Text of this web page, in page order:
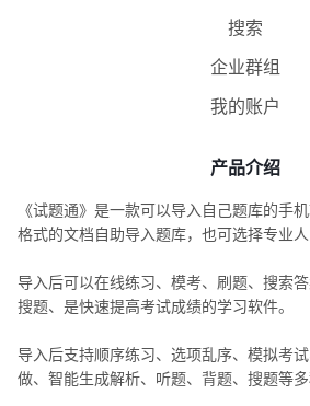
搜索
企业群组
我的账户
产品介绍
《试题通》是一款可以导入自己题库的手
格式的文档自助导入题库，也可选择专业人
导入后可以在线练习、模考、刷题、搜索
搜题、是快速提高考试成绩的学习软件。
导入后支持顺序练习、选项乱序、模拟考
做、智能生成解析、听题、背题、搜题等多